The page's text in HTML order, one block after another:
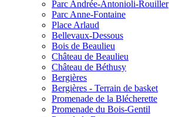
Parc Andrée-Antonioli-Rouiller
Parc Anne-Fontaine
Place Arlaud
Bellevaux-Dessous
Bois de Beaulieu
Château de Beaulieu
Château de Béthusy
Bergières
Bergières - Terrain de basket
Promenade de la Blécherette
Promenade du Bois-Gentil